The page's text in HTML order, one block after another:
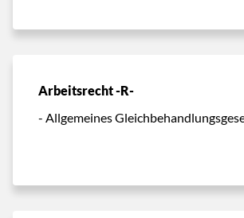
Arbeitsrecht -R-
- Allgemeines